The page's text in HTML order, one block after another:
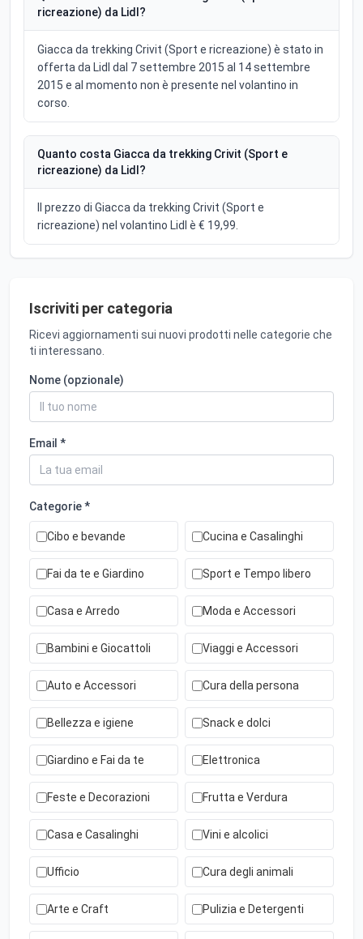
ricreazione) da Lidl?
Giacca da trekking Crivit (Sport e ricreazione) è stato in
offerta da Lidl dal 7 settembre 2015 al 14 settembre
2015 e al momento non è presente nel volantino in
corso.
Quanto costa Giacca da trekking Crivit (Sport e
ricreazione) da Lidl?
Il prezzo di Giacca da trekking Crivit (Sport e
ricreazione) nel volantino Lidl è € 19,99.
Iscriviti per categoria
Ricevi aggiornamenti sui nuovi prodotti nelle categorie che
ti interessano.
Nome (opzionale)
Email *
Categorie *
Cibo e bevande Cucina e Casalinghi
Fai da te e Giardino Sport e Tempo libero
Casa e Arredo Moda e Accessori
Bambini e Giocattoli Viaggi e Accessori
Auto e Accessori Cura della persona
Bellezza e igiene Snack e dolci
Giardino e Fai da te Elettronica
Feste e Decorazioni Frutta e Verdura
Casa e Casalinghi Vini e alcolici
Ufficio Cura degli animali
Arte e Craft Pulizia e Detergenti